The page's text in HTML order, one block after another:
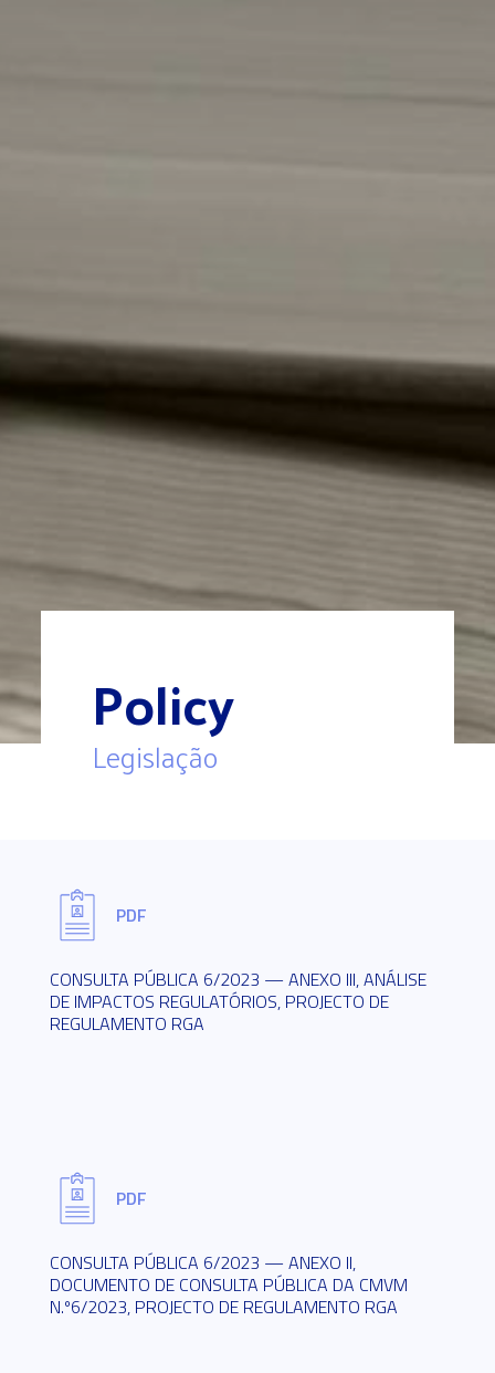
Policy
Legislação
PDF
CONSULTA PÚBLICA 6/2023 — ANEXO III, ANÁLISE
DE IMPACTOS REGULATÓRIOS, PROJECTO DE
REGULAMENTO RGA
PDF
CONSULTA PÚBLICA 6/2023 — ANEXO II,
DOCUMENTO DE CONSULTA PÚBLICA DA CMVM
N.º6/2023, PROJECTO DE REGULAMENTO RGA